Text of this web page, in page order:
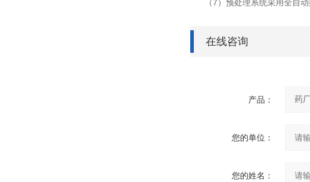
（7）预处理系统采用全自动
在线咨询
产品：
您的单位：
您的姓名：